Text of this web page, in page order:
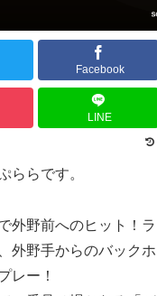
Facebook
LINE
ららです。
外野前へのヒット！
外野手からのバック
レー！